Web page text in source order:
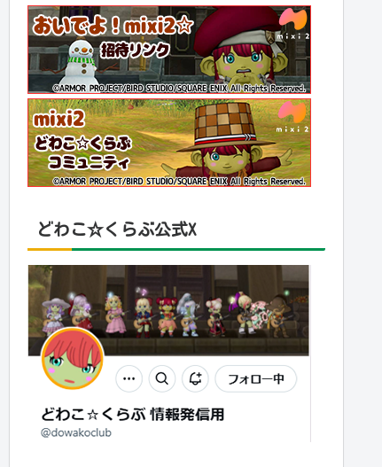
どわこ☆くらぶ公式X